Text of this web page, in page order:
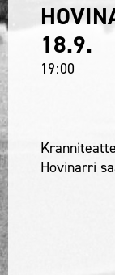
18.9.
19 00
Hovinarri